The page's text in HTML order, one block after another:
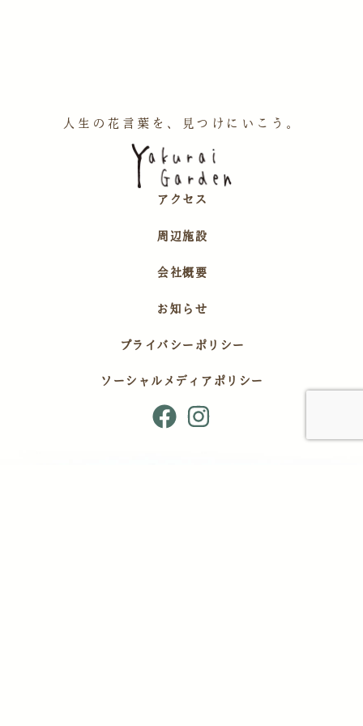
人生の花言葉を、見つけにいこう。
アクセス
周辺施設
会社概要
お知らせ
プライバシーポリシー
ソーシャルメディアポリシー